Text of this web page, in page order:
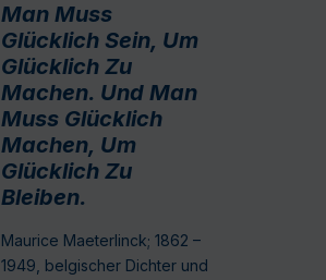
Man Muss
Glücklich Sein, Um
Glücklich Zu
Machen. Und Man
Muss Glücklich
Machen, Um
Glücklich Zu
Bleiben.
Maurice Maeterlinck; 1862 –
1949, belgischer Dichter und